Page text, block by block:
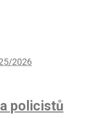
2026
policistů